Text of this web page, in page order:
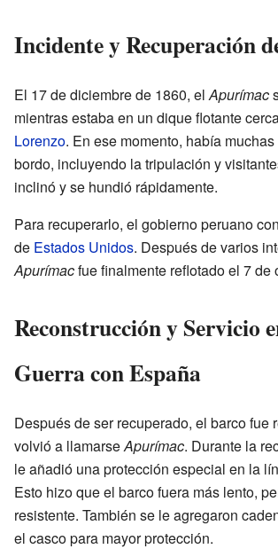
Incidente y Recuperación
El 17 de diciembre de 1860, elApurímac
mientras estaba en un dique flotante
Lorenzo. En ese momento, había
bordo, incluyendo la tripulación y
inclinó y se hundió rápidamente.
Para recuperarlo, el gobierno peruano
de Estados Unidos. Después de varios
Apurímacfue finalmente reflotado el 7 de
Reconstrucción y Servicio
Guerra con España
Después de ser recuperado, el barco fue
volvió a llamarseApurímac. Durante la
le añadió una protección especial en la
Esto hizo que el barco fuera más lento,
resistente. También se le agregaron
el casco para mayor protección.